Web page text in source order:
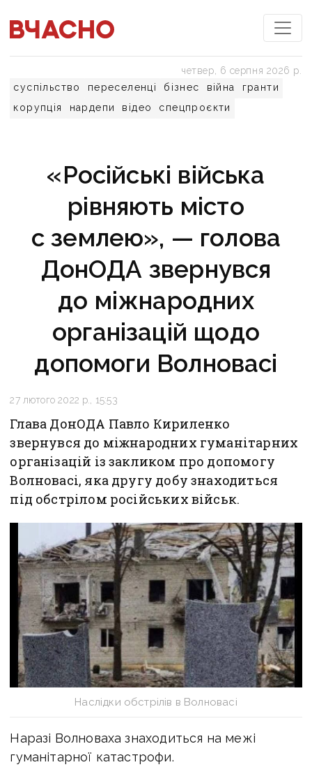
суспільство переселенці бізнес війна
гранти
корупція
нардепи відео спецпроєкти
четвер, 6 серпня 2026 р.
«Російські війська
рівняють місто
с землею», — голова
ДонОДА звернувся
до міжнародних
організацій щодо
допомоги Волновасі
27 лютого 2022 р., 15:53
Глава ДонОДА Павло Кириленко
звернувся до міжнародних гуманітарних
організацій із закликом про допомогу
Волновасі, яка другу добу знаходиться
під обстрілом російських військ.
Наслідки обстрілів в Волновасі
Наразі Волноваха знаходиться на межі
гуманітарної катастрофи.